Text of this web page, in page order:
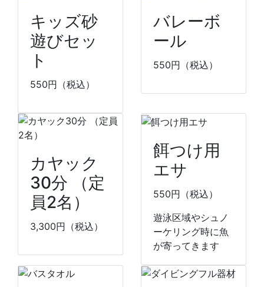
キッズ砂
遊びセッ
ト
550円（税込）
バレーボ
ール
550円（税込）
カヤック
30分 （定
員2名）
3,300円（税込）
餌つけ用
エサ
550円（税込）
遊泳区域やシュノ
ーケリング時に魚
が寄ってきます